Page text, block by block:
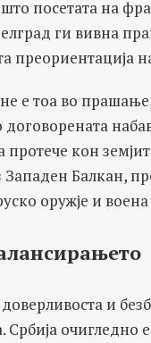
посетата на
ги вивна
преориентација
е тоа во
договорената
протече кон
Западен Балкан,
оружје и
доверливоста и
Србија